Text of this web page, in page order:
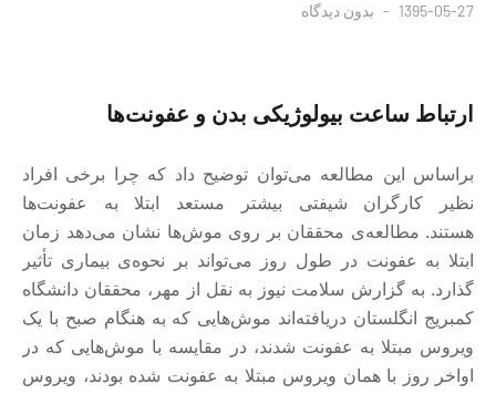
1395-05-27 بدون دیدگاه
ارتباط ساعت بیولوژیکی بدن و عفونت‌ها
براساس این مطالعه می‌توان توضیح داد که چرا برخی افراد
نظیر کارگران شیفتی بیشتر مستعد ابتلا به عفونت‌ها
هستند. مطالعه‌ی محققان بر روی موش‌ها نشان می‌دهد زمان
ابتلا به عفونت در طول روز می‌تواند بر نحوه‌ی بیماری تأثیر
گذارد. به گزارش سلامت نیوز به نقل از مهر، محققان دانشگاه
کمبریج انگلستان دریافته‌اند موش‌هایی که به هنگام صبح با یک
ویروس مبتلا به عفونت شدند، در مقایسه با موش‌هایی که در
اواخر روز با همان ویروس مبتلا به عفونت شده بودند، ویروس